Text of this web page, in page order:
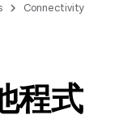
Connectivity
程式